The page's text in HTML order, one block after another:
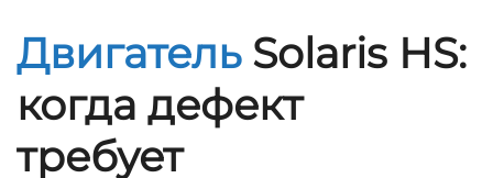
ДвигательSolaris HS:
когда дефект
требует